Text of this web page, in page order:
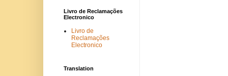
Livro de Reclamações
Electronico
Livro de
Reclamações
Electronico
Translation